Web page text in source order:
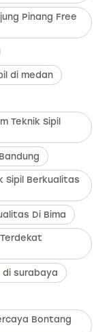
Pinang Free
di medan
Teknik Sipil
Sipil Berkualitas
Di Bima
surabaya
Bontang